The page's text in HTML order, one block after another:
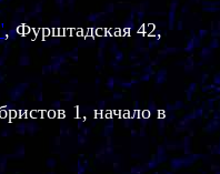
,Фурштадская 42,
1, начало в